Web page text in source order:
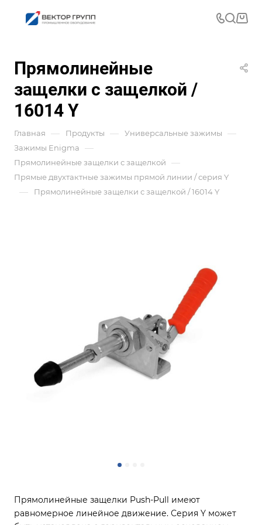
Прямолинейные
защелки с защелкой /
16014 Y
Главная — Продукты — Универсальные зажимы —
Зажимы Enigma —
Прямолинейные защелки с защелкой —
Прямые двухтактные зажимы прямой линии / серия Y
— Прямолинейные защелки с защелкой / 16014 Y
Прямолинейные защелки Push-Pull имеют
равномерное линейное движение. Серия Y может